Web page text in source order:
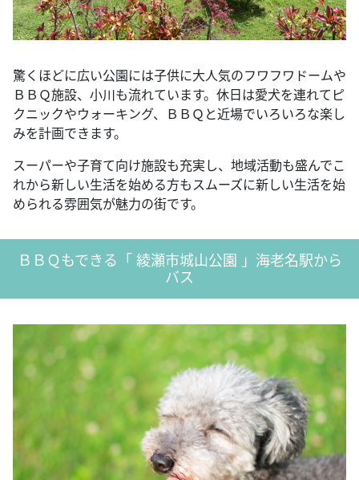
驚くほどに広い公園には子供に大人気のフワフワドームや
ＢＢＱ施設、小川も流れています。休日は愛犬を連れてピ
クニックやウォーキング、ＢＢＱと近場でいろいろな楽し
みを計画できます。
スーパーや子育て向け施設も充実し、地域活動も盛んでこ
れから新しい生活を始める方もスムーズに新しい生活を始
められる雰囲気が魅力の街です。
ＢＢＱもできる「 綾瀬市城山公園 」海老名駅から
バス